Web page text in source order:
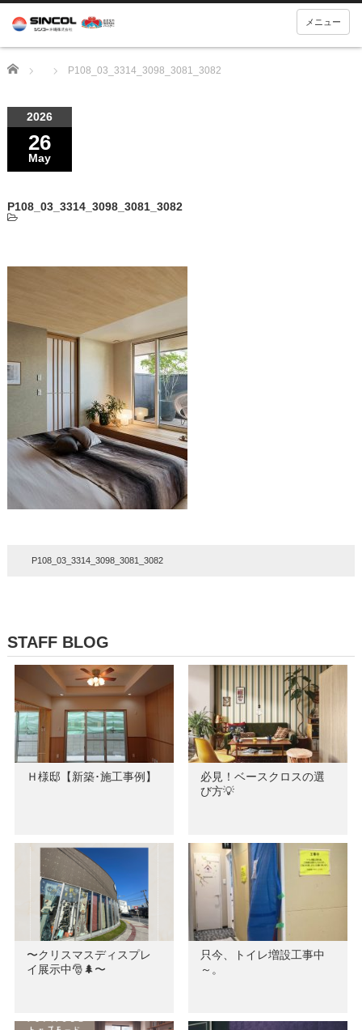
メニュー
Home P108_03_3314_3098_3081_3082
2026
26
May
P108_03_3314_3098_3081_3082
P108_03_3314_3098_3081_3082
STAFF BLOG
Ｈ様邸【新築･施工事例】
必見！ベースクロスの選
び方💡
〜クリスマスディスプレ
イ展示中🎅🌲〜
只今、トイレ増設工事中
～。